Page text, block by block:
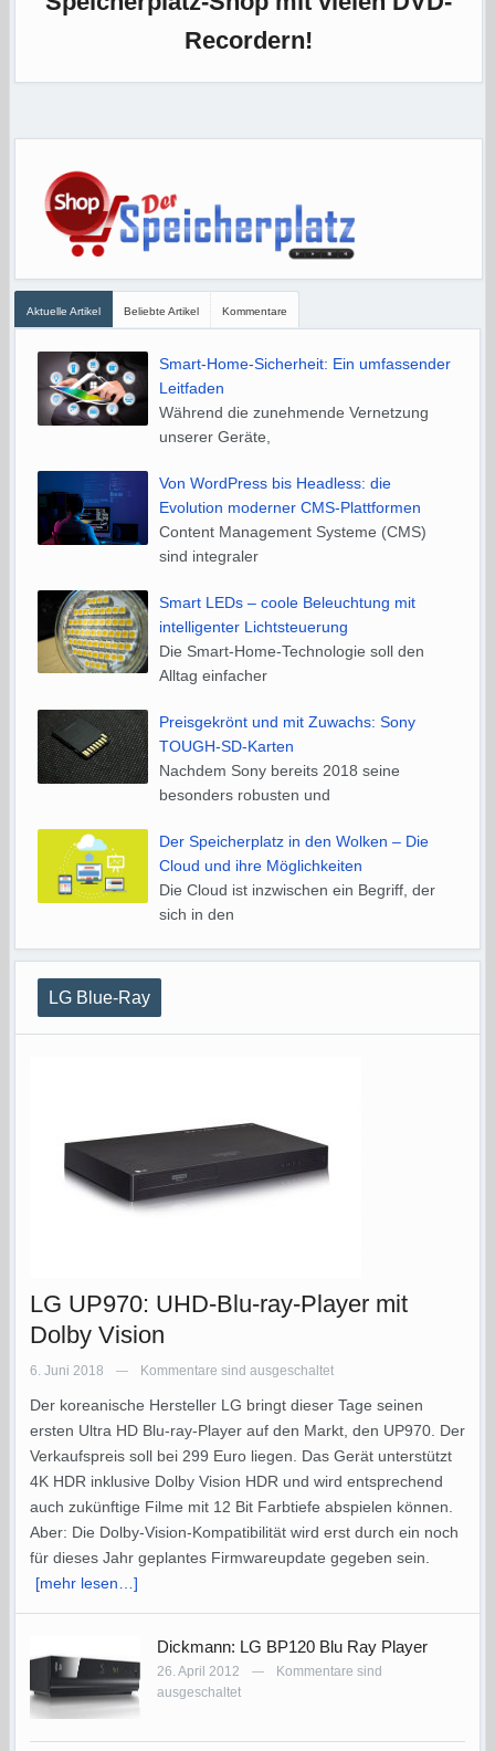
Recordern!
Aktuelle Artikel Beliebte Artikel Kommentare
Smart-Home-Sicherheit: Ein umfassender
Leitfaden
Während die zunehmende Vernetzung
unserer Geräte,
Von WordPress bis Headless: die
Evolution moderner CMS-Plattformen
Content Management Systeme (CMS)
sind integraler
Smart LEDs – coole Beleuchtung mit
intelligenter Lichtsteuerung
Die Smart-Home-Technologie soll den
Alltag einfacher
Preisgekrönt und mit Zuwachs: Sony
TOUGH-SD-Karten
Nachdem Sony bereits 2018 seine
besonders robusten und
Der Speicherplatz in den Wolken – Die
Cloud und ihre Möglichkeiten
Die Cloud ist inzwischen ein Begriff, der
sich in den
LG Blue-Ray
LG UP970: UHD-Blu-ray-Player mit
Dolby Vision
6. Juni 2018 — Kommentare sind ausgeschaltet
Der koreanische Hersteller LG bringt dieser Tage seinen
ersten Ultra HD Blu-ray-Player auf den Markt, den UP970. Der
Verkaufspreis soll bei 299 Euro liegen. Das Gerät unterstützt
4K HDR inklusive Dolby Vision HDR und wird entsprechend
auch zukünftige Filme mit 12 Bit Farbtiefe abspielen können.
Aber: Die Dolby-Vision-Kompatibilität wird erst durch ein noch
für dieses Jahr geplantes Firmwareupdate gegeben sein.
[mehr lesen…]
Dickmann: LG BP120 Blu Ray Player
26. April 2012 —
Kommentare sind
ausgeschaltet